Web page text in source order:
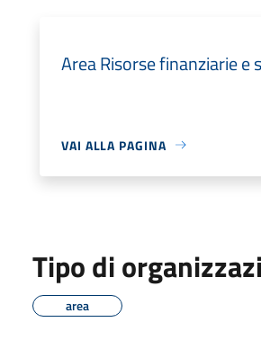
Area Risorse finanziarie e
VAI ALLA PAGINA
Tipo di
area